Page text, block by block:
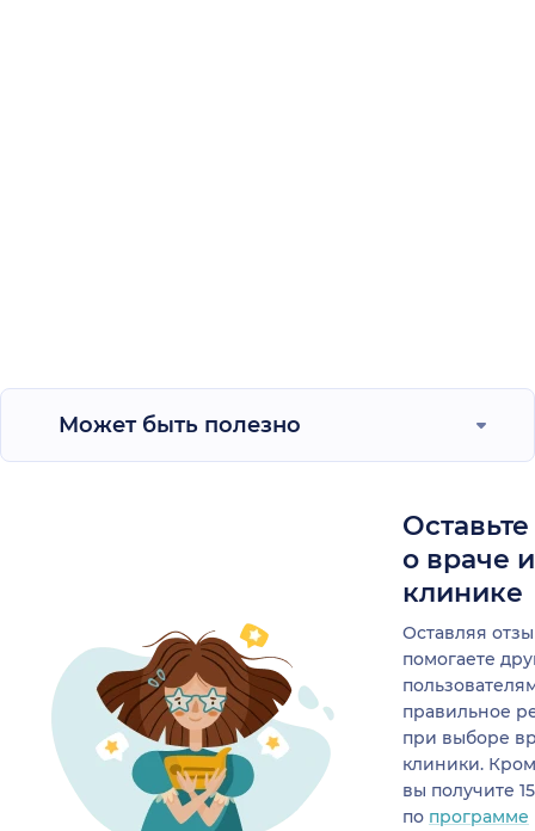
Может быть полезно
о враче
клинике
Оставляя
помогаете
правильное
при выборе
клиники.
вы получите
по программе